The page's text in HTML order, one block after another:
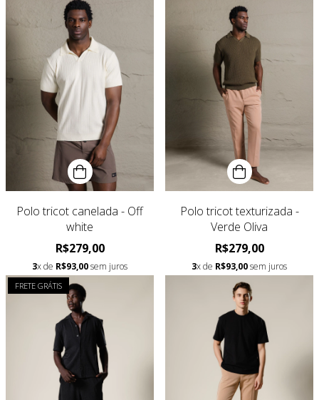
Polo tricot canelada - Off
white
R$279,00
3x de R$93,00sem juros
Polo tricot texturizada -
Verde Oliva
R$279,00
3x de R$93,00sem juros
FRETE GRÁTIS